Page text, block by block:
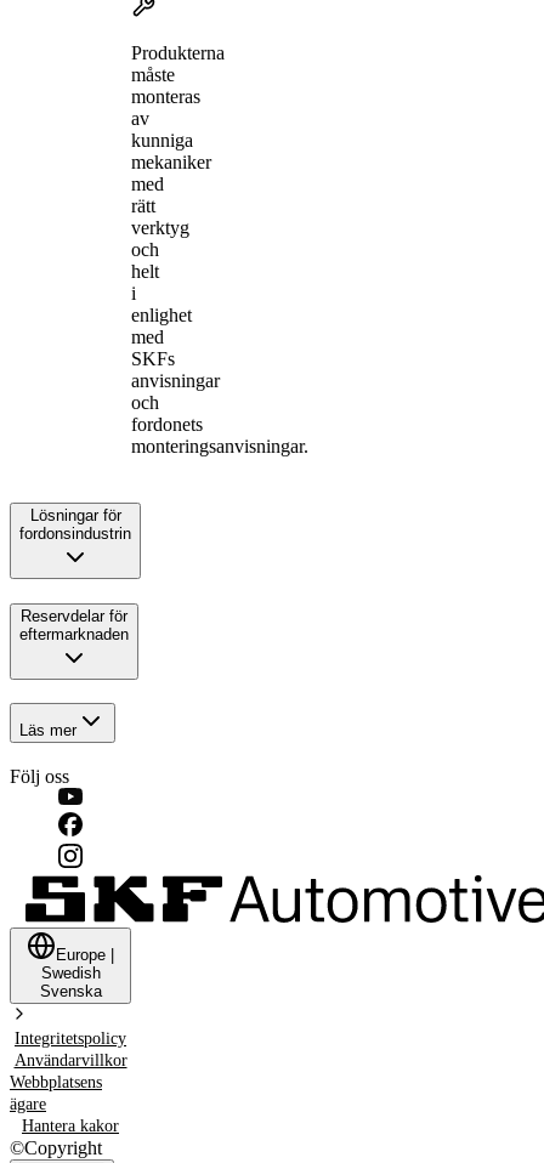
Produkterna
måste
monteras
av
kunniga
mekaniker
med
rätt
verktyg
och
helt
i
enlighet
med
SKFs
anvisningar
och
fordonets
monteringsanvisningar.
Lösningar för
fordonsindustrin
Reservdelar för
eftermarknaden
Läs mer
Följ oss
Europe
Swedish
Svenska
Integritetspolicy
Användarvillkor
Webbplatsens
ägare
Hantera kakor
©Copyright